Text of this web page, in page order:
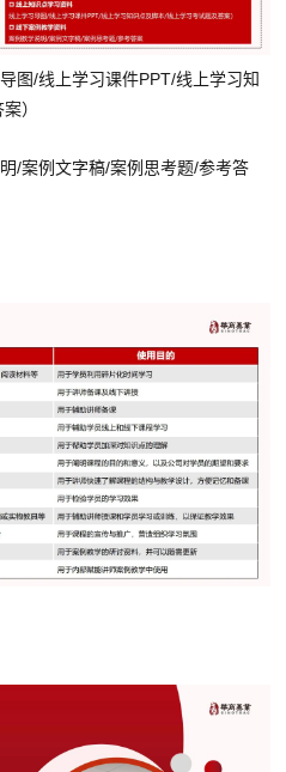
导图/线上学习课件PPT/线上学习知
）
明/案例文字稿/案例思考题/参考答